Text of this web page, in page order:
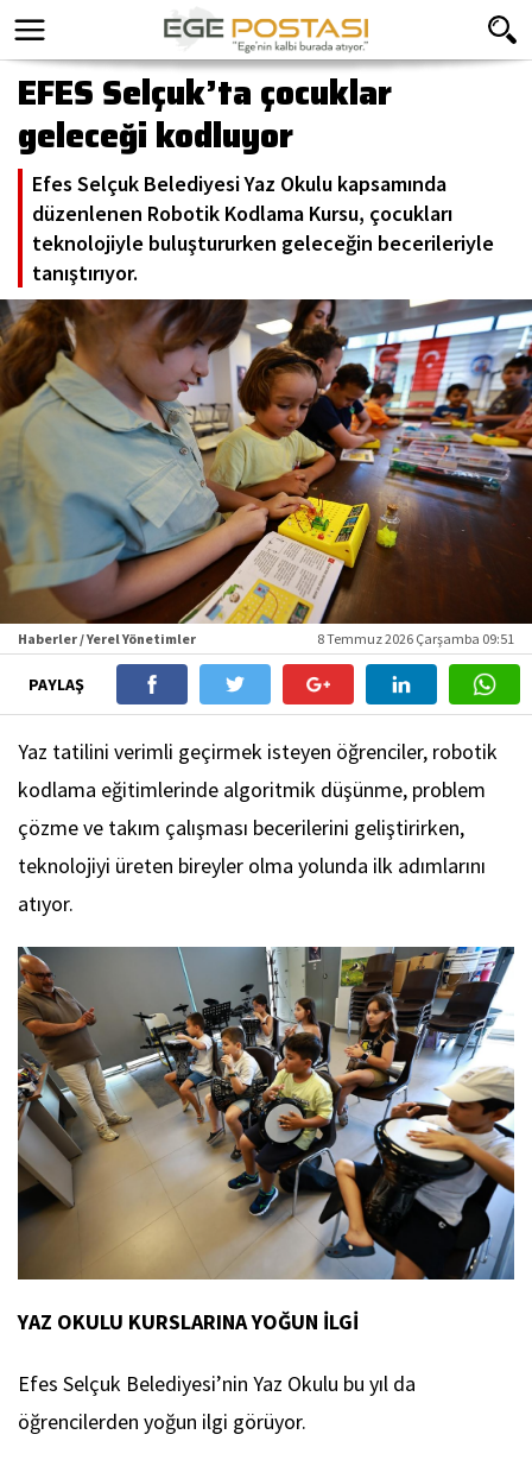
EFES Selçuk’ta çocuklar
geleceği kodluyor
Efes Selçuk Belediyesi Yaz Okulu kapsamında
düzenlenen Robotik Kodlama Kursu, çocukları
teknolojiyle buluştururken geleceğin becerileriyle
tanıştırıyor.
Haberler / Yerel Yönetimler 8 Temmuz 2026 Çarşamba 09:51
PAYLAŞ
Yaz tatilini verimli geçirmek isteyen öğrenciler, robotik
kodlama eğitimlerinde algoritmik düşünme, problem
çözme ve takım çalışması becerilerini geliştirirken,
teknolojiyi üreten bireyler olma yolunda ilk adımlarını
atıyor.
YAZ OKULU KURSLARINA YOĞUN İLGİ
Efes Selçuk Belediyesi’nin Yaz Okulu bu yıl da
öğrencilerden yoğun ilgi görüyor.